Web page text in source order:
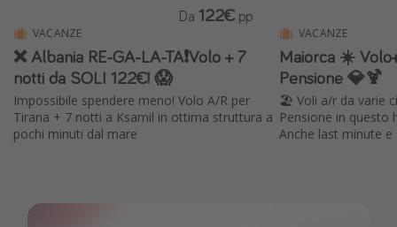
VACANZE
❌ Albania RE-GA-LA-TA❗️Volo + 7
notti da SOLI 122€! 😱
Impossibile spendere meno! Volo A/R per
Tirana + 7 notti a Ksamil in ottima struttura a
pochi minuti dal mare
Da 122€ pp
VACANZE
Maiorca ☀️
Pensione 💎🍹
🏖️ Voli a/r da varie
Pensione in
Anche last minute